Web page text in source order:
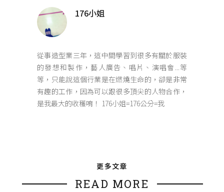
176小姐
從事造型業三年，這中間學習到很多有關於服裝
的發想和製作，藝人廣告、唱片、演唱會...等
等，只能說這個行業是在燃燒生命的，卻是非常
有趣的工作，因為可以跟很多頂尖的人物合作，
是我最大的收穫唷！ 176小姐=176公分=我
更多文章
READ MORE